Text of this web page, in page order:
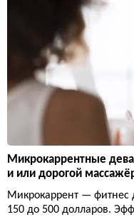
Микрокаррентные
и или дорогой
Микрокаррент — фитнес
150 до 500 долларов.